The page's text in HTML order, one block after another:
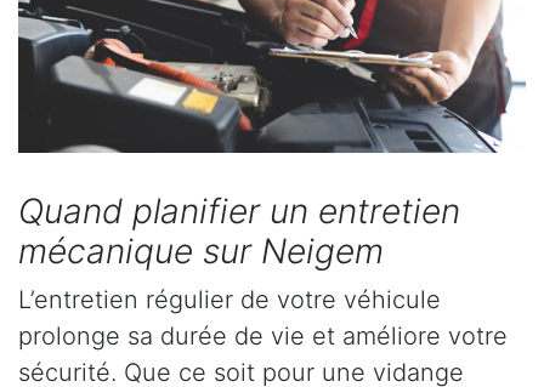
Quand planifier un entretien
mécanique sur Neigem
L’entretien régulier de votre véhicule
prolonge sa durée de vie et améliore votre
sécurité. Que ce soit pour une vidange